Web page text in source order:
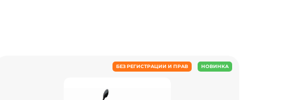
БЕЗ РЕГИСТРАЦИИ И ПРАВ НОВИНКА